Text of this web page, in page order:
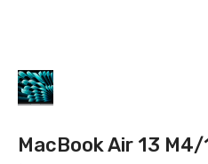
MacBook Air 13